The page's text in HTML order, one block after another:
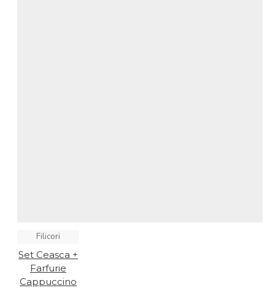
Filicori
Set Ceasca +
Farfurie
Cappuccino